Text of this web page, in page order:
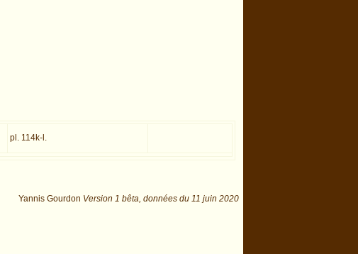
pl. 114k-l.
Yannis Gourdon Version 1 bêta,données du 11 juin 2020